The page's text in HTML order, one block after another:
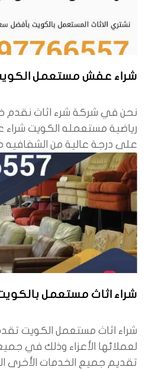
شراء عفش مستعمل الكويت
نحن في شركة شرء اثاث نقدم
رياضية مستعمله الكويت
على درجة عالية من الشفافيه
شراء اثاث مستعمل بالكويت
شراء اثاث مستعمل الكويت
لعملائها الأعزاء وذلك في
تقديم جميع الخدمات الأخرى